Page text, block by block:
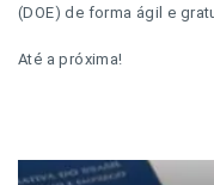
(DOE) de forma ágil e
Até a próxima!